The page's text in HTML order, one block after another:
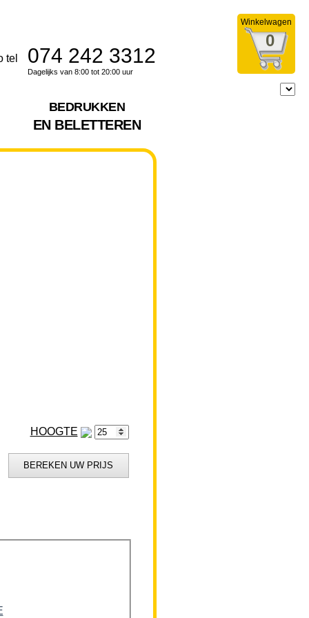
Winkelwagen
0
074 242 3312
Dagelijks van 8:00 tot 20:00 uur
BEDRUKKEN
EN BELETTEREN
HOOGTE